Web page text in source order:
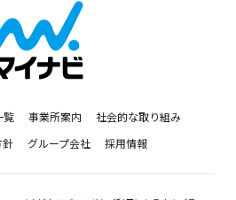
覧 事業所案内
社会的な取り組み
グループ会社 採用情報